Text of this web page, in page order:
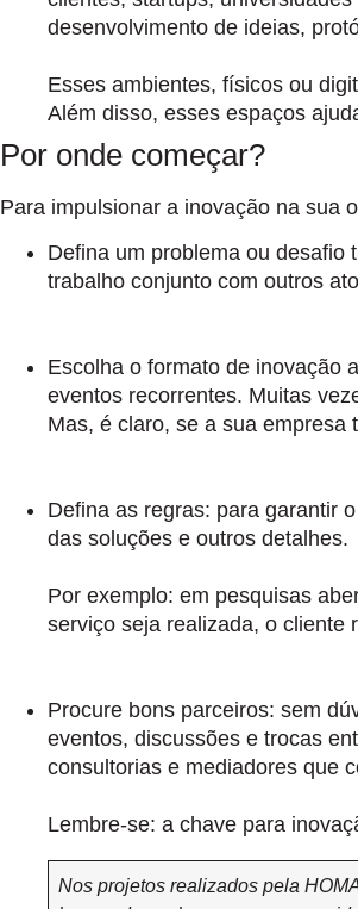
desenvolvimento de ideias,
Esses ambientes, físicos ou
Além disso, esses espaços
Por onde começar?
Para impulsionar a inovação na sua
Defina um problema ou desafio
trabalho conjunto com outros
Escolha o formato de inovação
eventos recorrentes. Muitas
Mas, é claro, se a sua empresa
Defina as regras: para garantir
das soluções e outros detalhes.
Por exemplo: em pesquisas
serviço seja realizada, o cliente
Procure bons parceiros: sem
eventos, discussões e trocas
consultorias e mediadores que
Lembre-se: a chave para
Nos projetos realizados pela